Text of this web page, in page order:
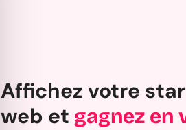
Affichez votre
web et gagnez en